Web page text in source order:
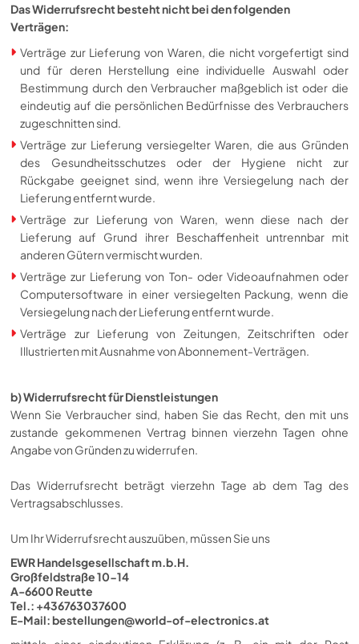
Das Widerrufsrecht besteht nicht bei den folgenden
Verträgen:
Verträge zur Lieferung von Waren, die nicht vorgefertigt sind
und für deren Herstellung eine individuelle Auswahl oder
Bestimmung durch den Verbraucher maßgeblich ist oder die
eindeutig auf die persönlichen Bedürfnisse des Verbrauchers
zugeschnitten sind.
Verträge zur Lieferung versiegelter Waren, die aus Gründen
des Gesundheitsschutzes oder der Hygiene nicht zur
Rückgabe geeignet sind, wenn ihre Versiegelung nach der
Lieferung entfernt wurde.
Verträge zur Lieferung von Waren, wenn diese nach der
Lieferung auf Grund ihrer Beschaffenheit untrennbar mit
anderen Gütern vermischt wurden.
Verträge zur Lieferung von Ton- oder Videoaufnahmen oder
Computersoftware in einer versiegelten Packung, wenn die
Versiegelung nach der Lieferung entfernt wurde.
Verträge zur Lieferung von Zeitungen, Zeitschriften oder
Illustrierten mit Ausnahme von Abonnement-Verträgen.
b) Widerrufsrecht für Dienstleistungen
Wenn Sie Verbraucher sind, haben Sie das Recht, den mit uns
zustande gekommenen Vertrag binnen vierzehn Tagen ohne
Angabe von Gründen zu widerrufen.
Das Widerrufsrecht beträgt vierzehn Tage ab dem Tag des
Vertragsabschlusses.
Um Ihr Widerrufsrecht auszuüben, müssen Sie uns
EWR Handelsgesellschaft m.b.H.
Großfeldstraße 10-14
A-6600 Reutte
Tel.: +436763037600
E-Mail:bestellungen@world-of-electronics.at